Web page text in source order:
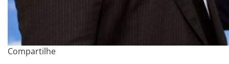
Compartilhe